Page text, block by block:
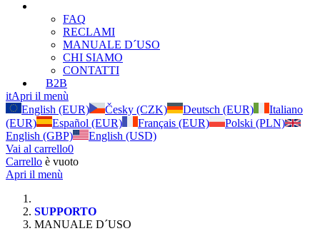
FAQ
RECLAMI
MANUALE D´USO
CHI SIAMO
CONTATTI
B2B
itApri il menù
English (EUR)
Česky (CZK) Deutsch (EUR)
Italiano
(EUR)
Español (EUR) Français (EUR)
Polski (PLN)
English (GBP)
English (USD)
Vai al carrello0
Carrello è vuoto
Apri il menù
SUPPORTO
MANUALE D´USO